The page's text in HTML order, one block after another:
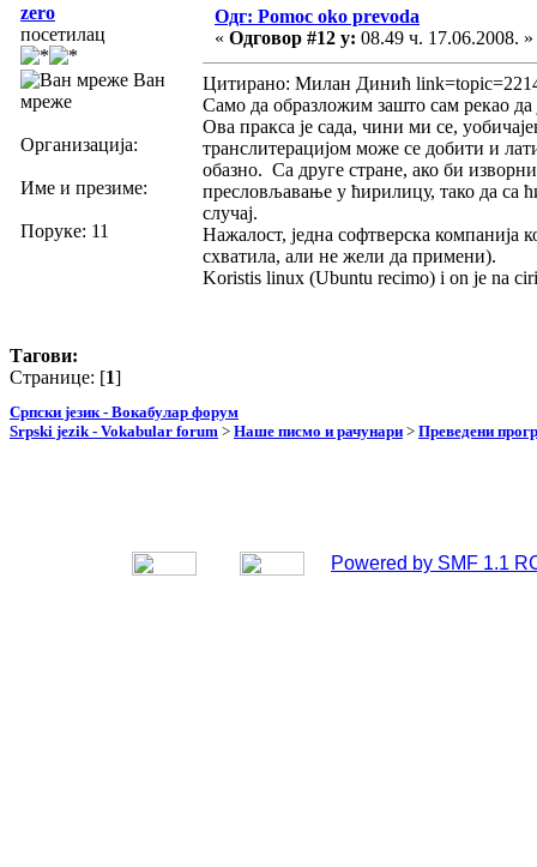
zero
посетилац
Ван
мреже
Организација:
Име и презиме:
Поруке: 11
Одг: Pomoc oko prevoda
« Одговор #12 у: 08.49 ч. 17.06.2008. »
Цитирано: Милан Динић
Само да образложим зашто сам рекао да
Ова пракса је сада, чини ми се,
транслитерацијом може се добити и
обазно. Са друге стране, ако би
пресловљавање у ћирилицу, тако да са
случај.
Нажалост, једна софтверска компанија
схватила, али не жели да примени).
Koristis linux (Ubuntu recimo) i on je na
Тагови:
Странице: [1]
Српски језик - Вокабулар форум
Srpski jezik - Vokabular forum > Наше писмо и рачунари > Преведени
Powered by SMF 1.1